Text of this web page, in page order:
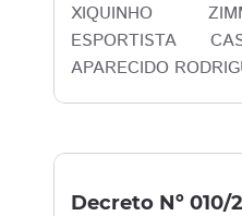
XIQUINHO
ESPORTISTA
APARECIDO
Decreto Nº 010/